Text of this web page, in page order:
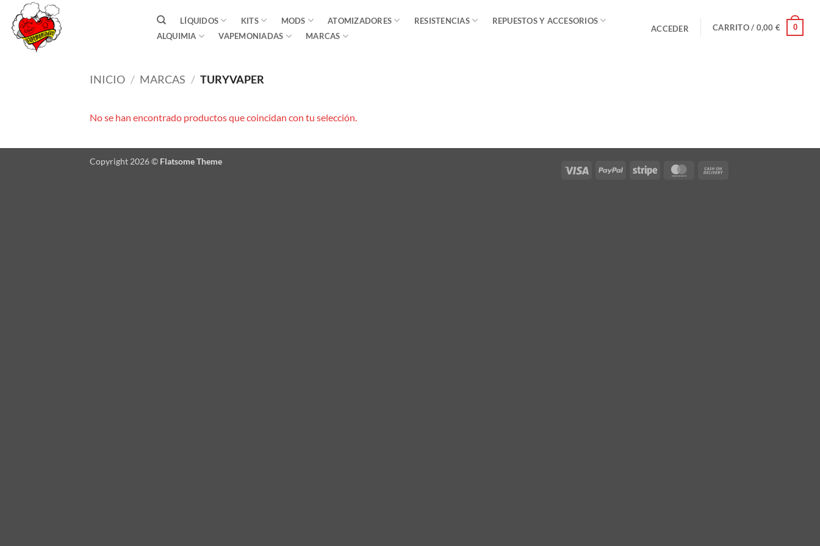
Saltar
contenido
LÍQUIDOS KITS MODS ATOMIZADORES RESISTENCIAS
REPUESTOS Y ACCESORIOS
ALQUIMIA
VAPEMONIADAS MARCAS
ACCEDER CARRITO / 0,00 € 0
INICIO / MARCAS / TURYVAPER
No se han encontrado productos que coincidan con tu selección.
Visa PayPal Stripe MasterCard
Copyright 2026 © Flatsome Theme